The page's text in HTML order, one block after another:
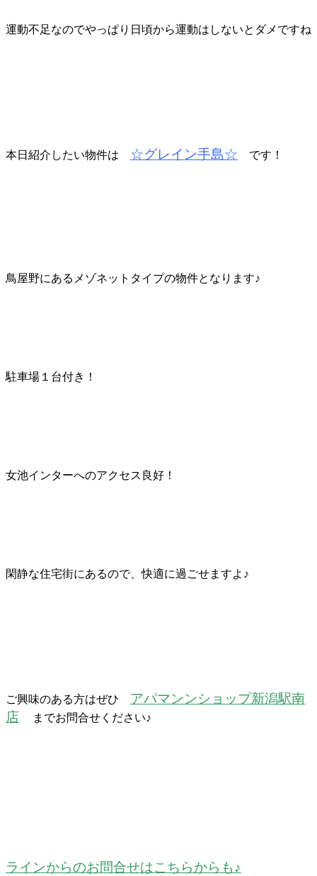
運動不足なのでやっぱり日頃から運動はしないとダメですね
本日紹介したい物件は ☆グレイン手島☆ です！
鳥屋野にあるメゾネットタイプの物件となります♪
駐車場１台付き！
女池インターへのアクセス良好！
閑静な住宅街にあるので、快適に過ごせますよ♪
ご興味のある方はぜひ
アパマンンショップ新潟駅南
店
までお問合せください♪
ラインからのお問合せはこちらからも♪